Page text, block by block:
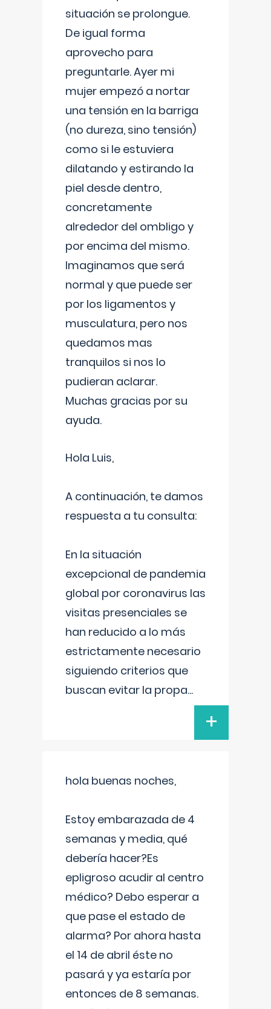
situación se prolongue.
De igual forma
aprovecho para
preguntarle. Ayer mi
mujer empezó a nortar
una tensión en la barriga
(no dureza, sino tensión)
como si le estuviera
dilatando y estirando la
piel desde dentro,
concretamente
alrededor del ombligo y
por encima del mismo.
Imaginamos que será
normal y que puede ser
por los ligamentos y
musculatura, pero nos
quedamos mas
tranquilos si nos lo
pudieran aclarar.
Muchas gracias por su
ayuda.
Hola Luis,
A continuación, te damos
respuesta a tu consulta:
En la situación
excepcional de pandemia
global por coronavirus las
visitas presenciales se
han reducido a lo más
estrictamente necesario
siguiendo criterios que
buscan evitar la propa...
+
hola buenas noches,
Estoy embarazada de 4
semanas y media, qué
debería hacer?Es
epligroso acudir al centro
médico? Debo esperar a
que pase el estado de
alarma? Por ahora hasta
el 14 de abril éste no
pasará y ya estaría por
entonces de 8 semanas.